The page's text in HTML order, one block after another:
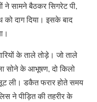
ने सामने बैठकर सिगरेट पी,
दाग दिया। इसके बाद
के ताले तोड़े। जो ताले
सोने के आभूषण, दो किलो
ली। डकैत फरार होते समय
ने पीड़ित की तहरीर के